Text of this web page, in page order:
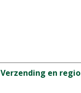
Verzending en regio